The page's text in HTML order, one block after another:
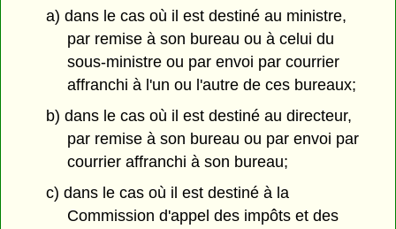
a) dans le cas où il est destiné au ministre,
par remise à son bureau ou à celui du
sous-ministre ou par envoi par courrier
affranchi à l'un ou l'autre de ces bureaux;
b) dans le cas où il est destiné au directeur,
par remise à son bureau ou par envoi par
courrier affranchi à son bureau;
c) dans le cas où il est destiné à la
Commission d'appel des impôts et des